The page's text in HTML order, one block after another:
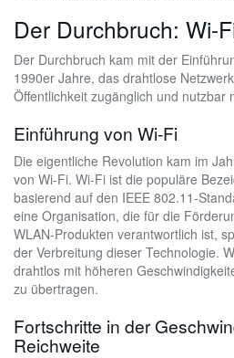
Der Durchbruch: Wi-
Der Durchbruch kam mit der
1990er Jahre, das drahtlose
Öffentlichkeit zugänglich und nutzbar
Einführung von Wi-Fi
Die eigentliche Revolution kam im
von Wi-Fi. Wi-Fi ist die populäre
basierend auf den IEEE 802.11-
eine Organisation, die für die
WLAN-Produkten verantwortlich ist,
der Verbreitung dieser Technologie.
drahtlos mit höheren
zu übertragen.
Fortschritte in der
Reichweite